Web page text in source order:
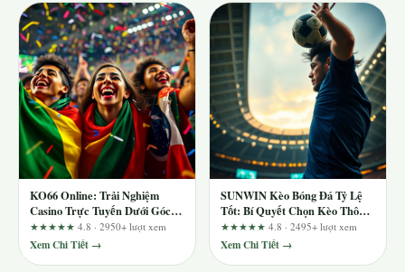
KO66 Online: Trải Nghiệm
Casino Trực Tuyến Dưới Góc
Nhìn Của Một Người Mới
★★★★★ 4.8 · 2950+ lượt xem
Xem Chi Tiết →
SUNWIN Kèo Bóng Đá Tỷ Lệ
Tốt: Bí Quyết Chọn Kèo Thông
Minh
★★★★★ 4.8 · 2495+ lượt xem
Xem Chi Tiết →